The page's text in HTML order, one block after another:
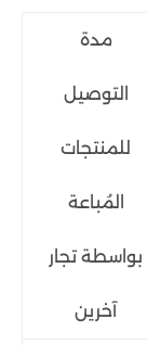
مدة
التوصيل
للمنتجات
المُباعة
بواسطة تجار
آخرين